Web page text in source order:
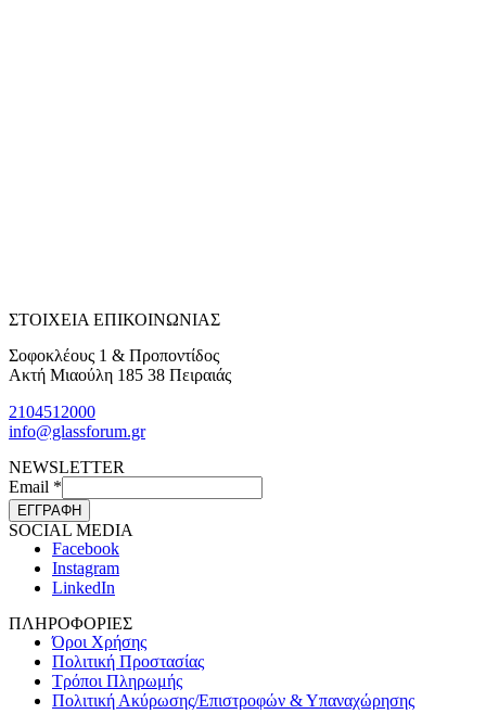
ΣΤΟΙΧΕΙΑ ΕΠΙΚΟΙΝΩΝΙΑΣ
Σοφοκλέους 1 & Προποντίδος
Ακτή Μιαούλη 185 38 Πειραιάς
2104512000
info@glassforum.gr
NEWSLETTER
Email *
ΕΓΓΡΑΦΗ
SOCIAL MEDIA
Facebook
Instagram
LinkedIn
ΠΛΗΡΟΦΟΡΙΕΣ
Όροι Χρήσης
Πολιτική Προστασίας
Τρόποι Πληρωμής
Πολιτική Ακύρωσης/Επιστροφών & Υπαναχώρησης